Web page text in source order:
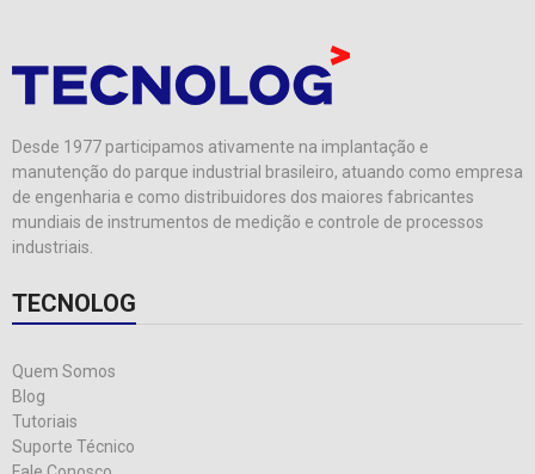
Desde 1977 participamos ativamente na implantação e
manutenção do parque industrial brasileiro, atuando como empresa
de engenharia e como distribuidores dos maiores fabricantes
mundiais de instrumentos de medição e controle de processos
industriais.
TECNOLOG
Quem Somos
Blog
Tutoriais
Suporte Técnico